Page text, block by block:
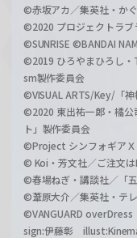
©赤坂アカ／集英社・か
©2020 プロジェクトラブ
©SUNRISE ©BANDAI
©2019 ひろやまひろし
sm製作委員会
©VISUAL ARTS/Key/「
©2020 東出祐一郎・橘公
ト」製作委員会
©Project シンフォギアＸ
© Koi・芳文社／ご注文は
©春場ねぎ・講談社／「
©葦原大介／集英社・テ
©VANGUARD
sign:伊藤彰